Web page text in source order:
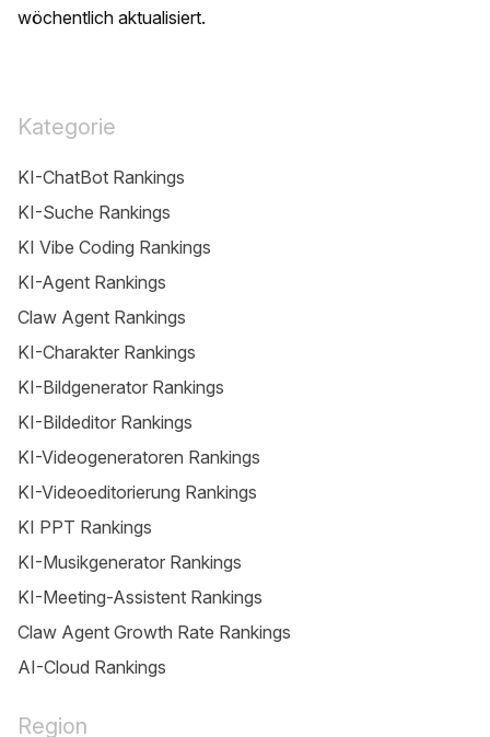
wöchentlich aktualisiert.
Kategorie
KI-ChatBot Rankings
KI-Suche Rankings
KI Vibe Coding Rankings
KI-Agent Rankings
Claw Agent Rankings
KI-Charakter Rankings
KI-Bildgenerator Rankings
KI-Bildeditor Rankings
KI-Videogeneratoren Rankings
KI-Videoeditorierung Rankings
KI PPT Rankings
KI-Musikgenerator Rankings
KI-Meeting-Assistent Rankings
Claw Agent Growth Rate Rankings
AI-Cloud Rankings
Region